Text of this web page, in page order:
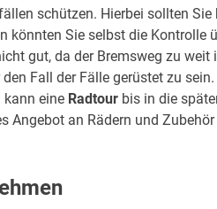
schützen. Hierbei sollten
könnten Sie selbst die Kontrolle
gut, da der Bremsweg zu weit
Fall der Fälle gerüstet zu
eine Radtour bis in die
Angebot an Rädern und